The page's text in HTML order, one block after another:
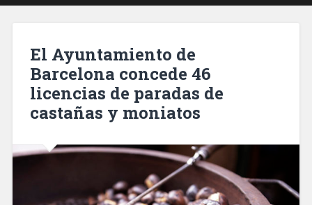
El Ayuntamiento de
Barcelona concede 46
licencias de paradas de
castañas y moniatos